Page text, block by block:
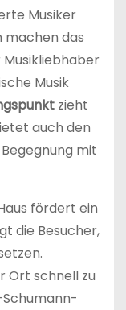
Musiker
machen das
Musikliebhaber
Musik
zieht
auch den
mit
fördert ein
die Besucher,
Ort schnell zu